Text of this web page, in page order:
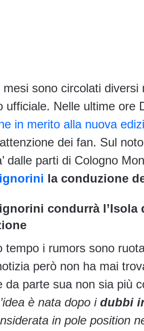
mesi sono circolati
ufficiale. Nelle ultime ore
in merito alla nuova
dei fan. Sul
dalle parti di Cologno
la conduzione
condurrà l’Isola
tempo i rumors sono
però non ha mai
da parte sua non sia più
è nata dopo i dubbi
in pole position